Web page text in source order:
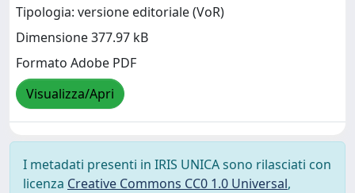
Tipologia: versione editoriale (VoR)
Dimensione 377.97 kB
Formato Adobe PDF
Visualizza/Apri
I metadati presenti in IRIS UNICA sono rilasciati con
licenza Creative Commons CC0 1.0 Universal,